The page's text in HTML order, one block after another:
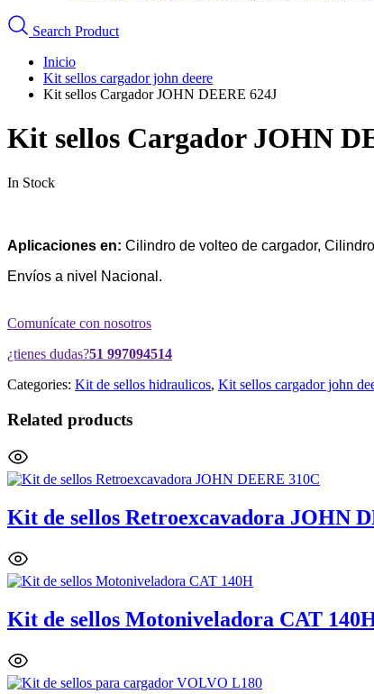
Search Product
Inicio
Kit sellos cargador john deere
Kit sellos Cargador JOHN DEERE 624J
Kit sellos Cargador JOHN
In Stock
Aplicaciones en: Cilindro de volteo de cargador,
Envíos a nivel Nacional.
Comunícate con nosotros
¿tienes dudas?51 997094514
Categories: Kit de sellos hidraulicos, Kit sellos cargador john
Related products
Kit de sellos Retroexcavadora JOHN
Kit de sellos Motoniveladora CAT